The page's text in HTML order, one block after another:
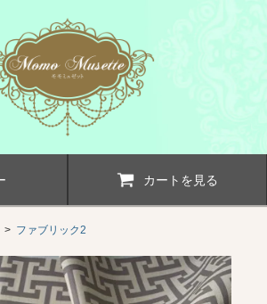
カートを見る
> ファブリック2